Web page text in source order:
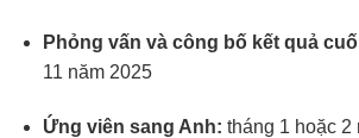
Phỏng vấn và công bố kết quả
11 năm 2025
Ứng viên sang Anh: tháng 1 hoặc 2